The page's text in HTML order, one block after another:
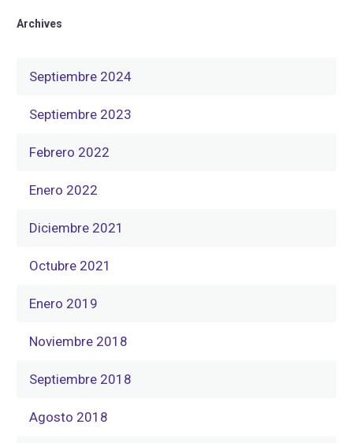
Archives
Septiembre 2024
Septiembre 2023
Febrero 2022
Enero 2022
Diciembre 2021
Octubre 2021
Enero 2019
Noviembre 2018
Septiembre 2018
Agosto 2018